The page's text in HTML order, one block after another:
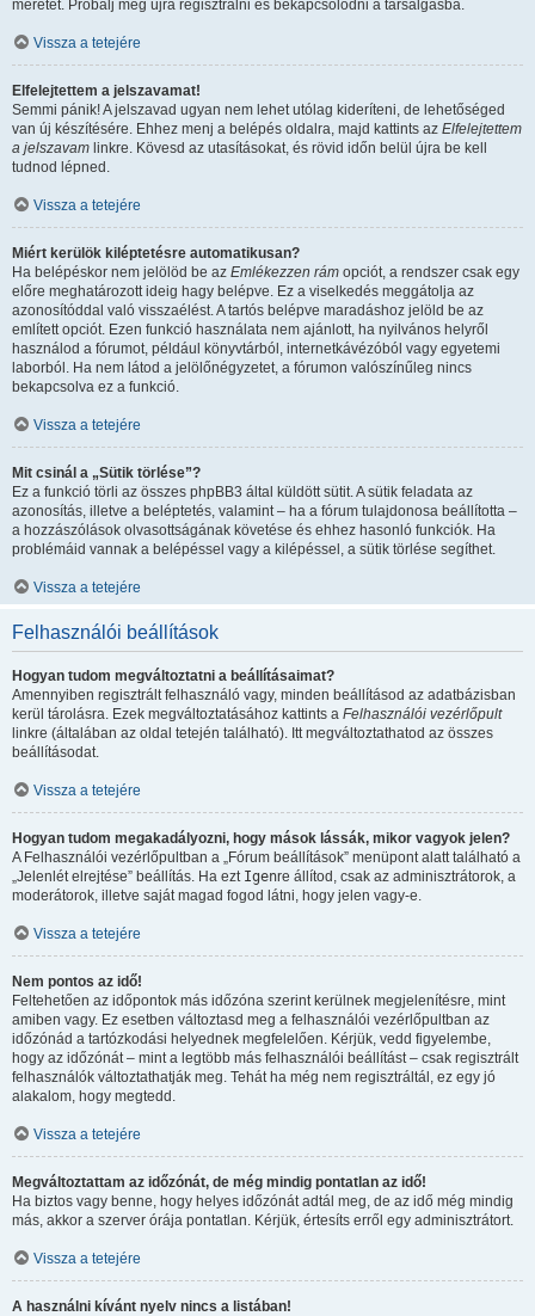
méretét. Próbálj meg újra regisztrálni és bekapcsolódni a társalgásba.
Vissza a tetejére
Elfelejtettem a jelszavamat!
Semmi pánik! A jelszavad ugyan nem lehet utólag kideríteni, de lehetőséged
van új készítésére. Ehhez menj a belépés oldalra, majd kattints az Elfelejtettem
a jelszavam linkre. Kövesd az utasításokat, és rövid időn belül újra be kell
tudnod lépned.
Vissza a tetejére
Miért kerülök kiléptetésre automatikusan?
Ha belépéskor nem jelölöd be az Emlékezzen rám opciót, a rendszer csak egy
előre meghatározott ideig hagy belépve. Ez a viselkedés meggátolja az
azonosítóddal való visszaélést. A tartós belépve maradáshoz jelöld be az
említett opciót. Ezen funkció használata nem ajánlott, ha nyilvános helyről
használod a fórumot, például könyvtárból, internetkávézóból vagy egyetemi
laborból. Ha nem látod a jelölőnégyzetet, a fórumon valószínűleg nincs
bekapcsolva ez a funkció.
Vissza a tetejére
Mit csinál a „Sütik törlése”?
Ez a funkció törli az összes phpBB3 által küldött sütit. A sütik feladata az
azonosítás, illetve a beléptetés, valamint – ha a fórum tulajdonosa beállította –
a hozzászólások olvasottságának követése és ehhez hasonló funkciók. Ha
problémáid vannak a belépéssel vagy a kilépéssel, a sütik törlése segíthet.
Vissza a tetejére
Felhasználói beállítások
Hogyan tudom megváltoztatni a beállításaimat?
Amennyiben regisztrált felhasználó vagy, minden beállításod az adatbázisban
kerül tárolásra. Ezek megváltoztatásához kattints a Felhasználói vezérlőpult
linkre (általában az oldal tetején található). Itt megváltoztathatod az összes
beállításodat.
Vissza a tetejére
Hogyan tudom megakadályozni, hogy mások lássák, mikor vagyok jelen?
A Felhasználói vezérlőpultban a „Fórum beállítások” menüpont alatt található a
„Jelenlét elrejtése” beállítás. Ha ezt Igenre állítod, csak az adminisztrátorok, a
moderátorok, illetve saját magad fogod látni, hogy jelen vagy-e.
Vissza a tetejére
Nem pontos az idő!
Feltehetően az időpontok más időzóna szerint kerülnek megjelenítésre, mint
amiben vagy. Ez esetben változtasd meg a felhasználói vezérlőpultban az
időzónád a tartózkodási helyednek megfelelően. Kérjük, vedd figyelembe,
hogy az időzónát – mint a legtöbb más felhasználói beállítást – csak regisztrált
felhasználók változtathatják meg. Tehát ha még nem regisztráltál, ez egy jó
alakalom, hogy megtedd.
Vissza a tetejére
Megváltoztattam az időzónát, de még mindig pontatlan az idő!
Ha biztos vagy benne, hogy helyes időzónát adtál meg, de az idő még mindig
más, akkor a szerver órája pontatlan. Kérjük, értesíts erről egy adminisztrátort.
Vissza a tetejére
A használni kívánt nyelv nincs a listában!